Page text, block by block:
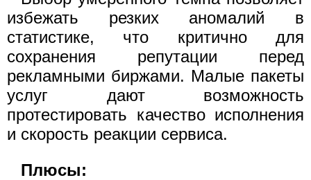
избежать резких аномалий в
статистике, что критично для
сохранения репутации перед
рекламными биржами. Малые пакеты
услуг дают возможность
протестировать качество исполнения
и скорость реакции сервиса.
Плюсы: